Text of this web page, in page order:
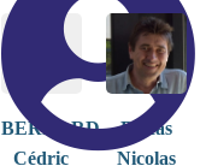
BERNARD
Cédric
Bricas
Nicolas